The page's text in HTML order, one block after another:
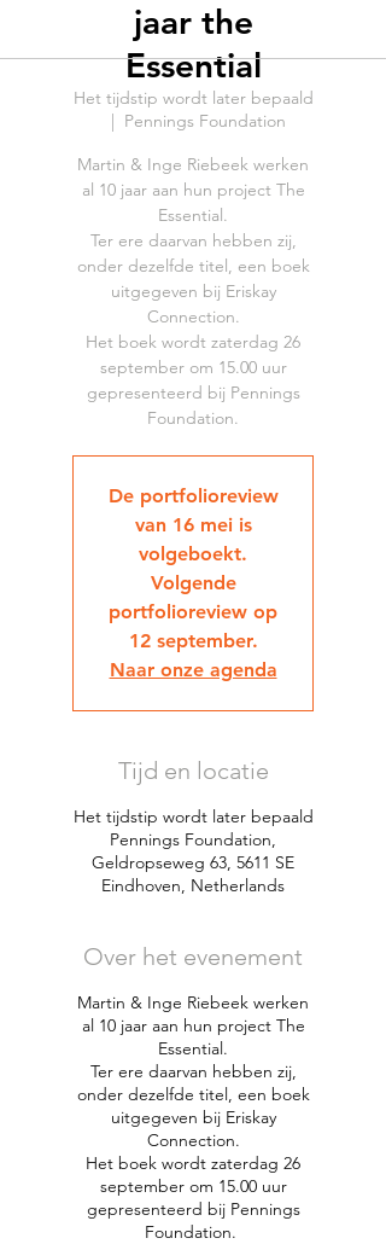
jaar the
Essential
Het tijdstip wordt later bepaald
  |
Pennings Foundation
Martin & Inge Riebeek werken
al 10 jaar aan hun project The
Essential.
Ter ere daarvan hebben zij,
onder dezelfde titel, een boek
uitgegeven bij Eriskay
Connection.
Het boek wordt zaterdag 26
september om 15.00 uur
gepresenteerd bij Pennings
Foundation.
De portfolioreview
van 16 mei is
volgeboekt.
Volgende
portfolioreview op
12 september.
Naar onze agenda
Tijd en locatie
Het tijdstip wordt later bepaald
Pennings Foundation,
Geldropseweg 63, 5611 SE
Eindhoven, Netherlands
Over het evenement
Martin & Inge Riebeek werken
al 10 jaar aan hun project The
Essential.
Ter ere daarvan hebben zij,
onder dezelfde titel, een boek
uitgegeven bij Eriskay
Connection.
Het boek wordt zaterdag 26
september om 15.00 uur
gepresenteerd bij Pennings
Foundation.